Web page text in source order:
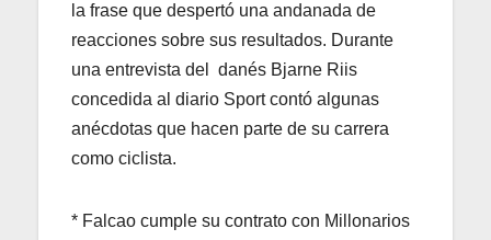
la frase que despertó una andanada de
reacciones sobre sus resultados. Durante
una entrevista del danés Bjarne Riis
concedida al diario Sport contó algunas
anécdotas que hacen parte de su carrera
como ciclista.
* Falcao cumple su contrato con Millonarios